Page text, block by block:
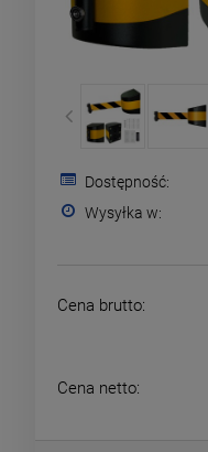
Dostępność:
Wysyłka w:
Cena brutto:
Cena netto: